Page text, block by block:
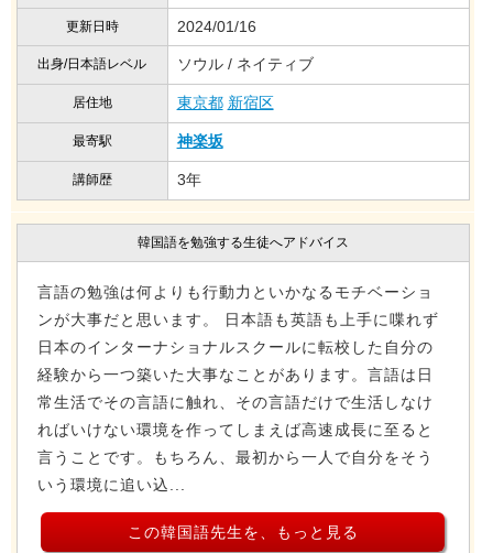
更新日時 2024/01/16
出身/日本語レベル ソウル / ネイティブ
居住地 東京都 新宿区
最寄駅 神楽坂
講師歴 3年
韓国語を勉強する生徒へアドバイス
言語の勉強は何よりも行動力といかなるモチベーショ
ンが大事だと思います。 日本語も英語も上手に喋れず
日本のインターナショナルスクールに転校した自分の
経験から一つ築いた大事なことがあります。言語は日
常生活でその言語に触れ、その言語だけで生活しなけ
ればいけない環境を作ってしまえば高速成長に至ると
言うことです。もちろん、最初から一人で自分をそう
いう環境に追い込...
この韓国語先生を、もっと見る